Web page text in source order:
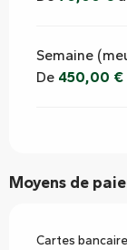
Semaine
De 450,00 €
Moyens de
Cartes